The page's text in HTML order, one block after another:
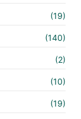
(19)
(140)
(2)
(10)
(19)